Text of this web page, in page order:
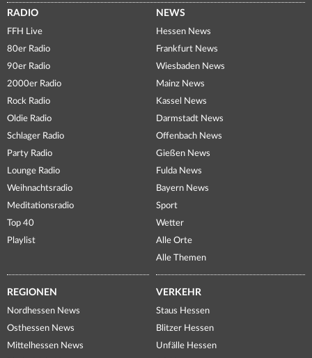
RADIO
FFH Live
80er Radio
90er Radio
2000er Radio
Rock Radio
Oldie Radio
Schlager Radio
Party Radio
Lounge Radio
Weihnachtsradio
Meditationsradio
Top 40
Playlist
NEWS
Hessen News
Frankfurt News
Wiesbaden News
Mainz News
Kassel News
Darmstadt News
Offenbach News
Gießen News
Fulda News
Bayern News
Sport
Wetter
Alle Orte
Alle Themen
REGIONEN
Nordhessen News
Osthessen News
Mittelhessen News
VERKEHR
Staus Hessen
Blitzer Hessen
Unfälle Hessen